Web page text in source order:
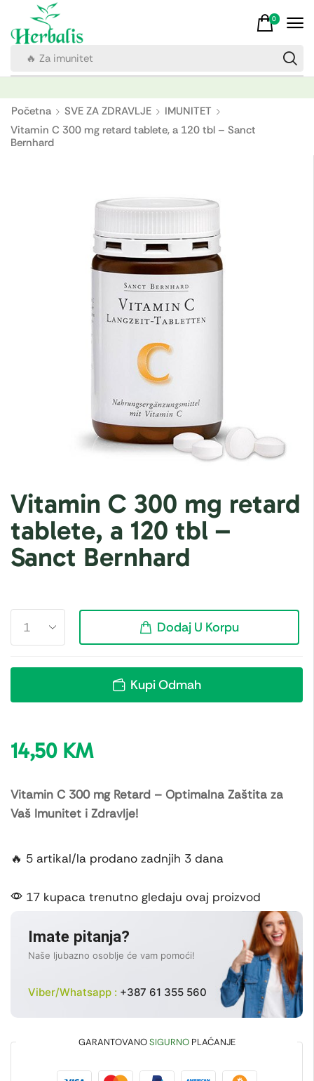
🔥 Za imunitet
0
Početna SVE ZA ZDRAVLJE
IMUNITET
Vitamin C 300 mg retard tablete, a 120 tbl – Sanct
Bernhard
Vitamin C 300 mg retard
tablete, a 120 tbl –
Sanct Bernhard
Dodaj U Korpu
Kupi Odmah
14,50 KM
Vitamin C 300 mg Retard – Optimalna Zaštita za
Vaš Imunitet i Zdravlje!
🔥 5 artikal/la prodano zadnjih 3 dana
17 kupaca trenutno gledaju ovaj proizvod
Imate pitanja?
Naše ljubazno osoblje će vam pomoći!
Viber/Whatsapp : +387 61 355 560
GARANTOVANOSIGURNOPLAĆANJE